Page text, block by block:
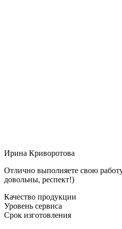
Ирина Криворотова
Отлично выполняете свою
довольны, респект!)
Качество продукции
Уровень сервиса
Срок изготовления